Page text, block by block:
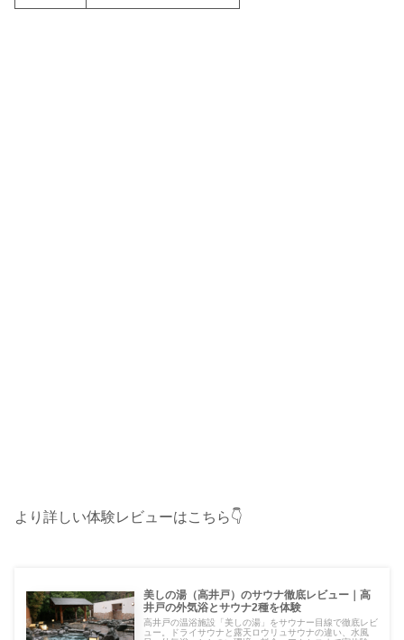
より詳しい体験レビューはこちら👇
美しの湯（高井戸）のサウナ徹底レビュー｜高
井戸の外気浴とサウナ2種を体験
高井戸の温浴施設「美しの湯」をサウナー目線で徹底レビ
ュー。ドライサウナと露天ロウリュサウナの違い、水風